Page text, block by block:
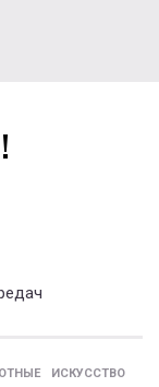
ИСКУССТВО